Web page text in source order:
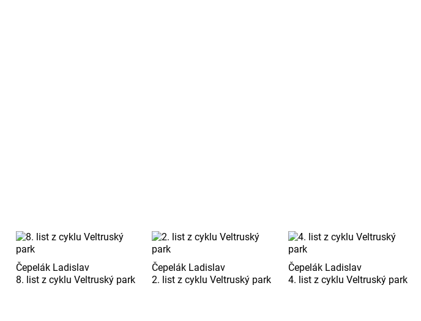
Čepelák Ladislav
8. list z cyklu Veltruský park
Čepelák Ladislav
2. list z cyklu Veltruský park
Čepelák Ladislav
4. list z cyklu Veltruský park